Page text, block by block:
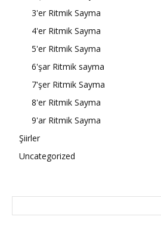
3'er Ritmik Sayma
4'er Ritmik Sayma
5'er Ritmik Sayma
6'şar Ritmik sayma
7'şer Ritmik Sayma
8'er Ritmik Sayma
9'ar Ritmik Sayma
Şiirler
Uncategorized